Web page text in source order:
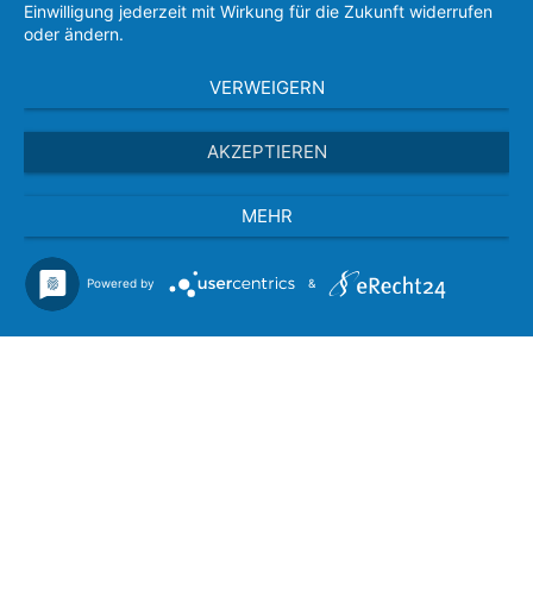
Einwilligung jederzeit mit Wirkung für die Zukunft widerrufen
oder ändern.
VERWEIGERN
AKZEPTIEREN
MEHR
Powered by &